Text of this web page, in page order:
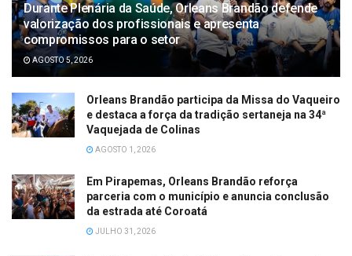
Durante Plenária da Saúde, Orleans Brandão defende
valorização dos profissionais e apresenta
compromissos para o setor
AGOSTO 5, 2026
Orleans Brandão participa da Missa do Vaqueiro
e destaca a força da tradição sertaneja na 34ª
Vaquejada de Colinas
AGOSTO 1, 2026
Em Pirapemas, Orleans Brandão reforça
parceria com o município e anuncia conclusão
da estrada até Coroatá
JULHO 31, 2026